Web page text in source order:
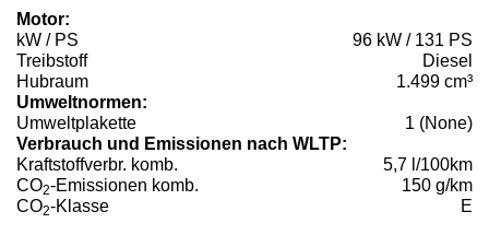
Motor:
kW / PS
96 kW / 131 PS
Treibstoff
Diesel
Hubraum
1.499 cm³
Umweltnormen:
Umweltplakette
1 (None)
Verbrauch und Emissionen nach WLTP:
Kraftstoffverbr. komb.
5,7 l/100km
CO2-Emissionen komb.
150 g/km
CO2-Klasse E